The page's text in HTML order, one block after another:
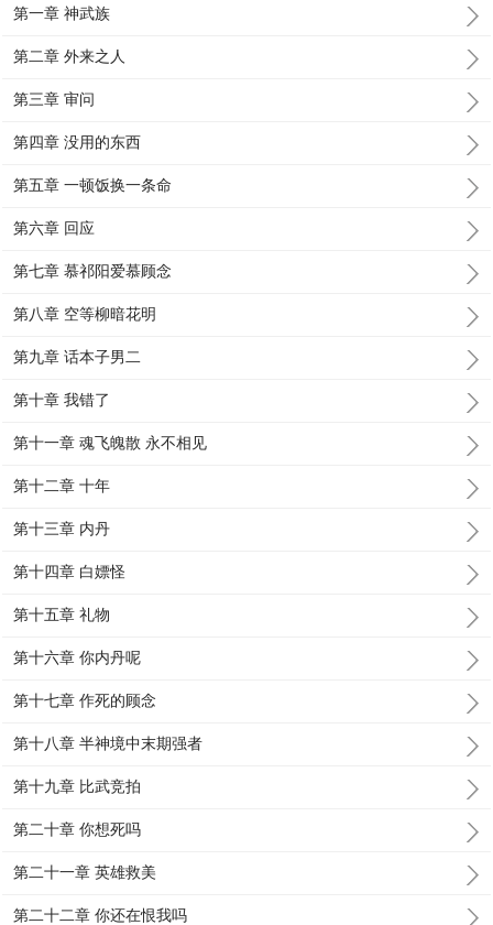
第一章 神武族
第二章 外来之人
第三章 审问
第四章 没用的东西
第五章 一顿饭换一条命
第六章 回应
第七章 慕祁阳爱慕顾念
第八章 空等柳暗花明
第九章 话本子男二
第十章 我错了
第十一章 魂飞魄散 永不相见
第十二章 十年
第十三章 内丹
第十四章 白嫖怪
第十五章 礼物
第十六章 你内丹呢
第十七章 作死的顾念
第十八章 半神境中末期强者
第十九章 比武竞拍
第二十章 你想死吗
第二十一章 英雄救美
第二十二章 你还在恨我吗